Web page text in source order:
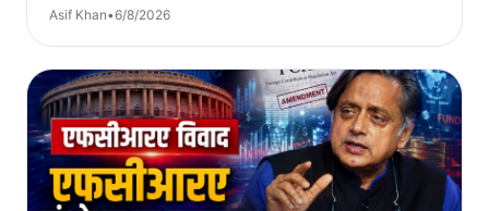
Asif Khan•6/8/2026